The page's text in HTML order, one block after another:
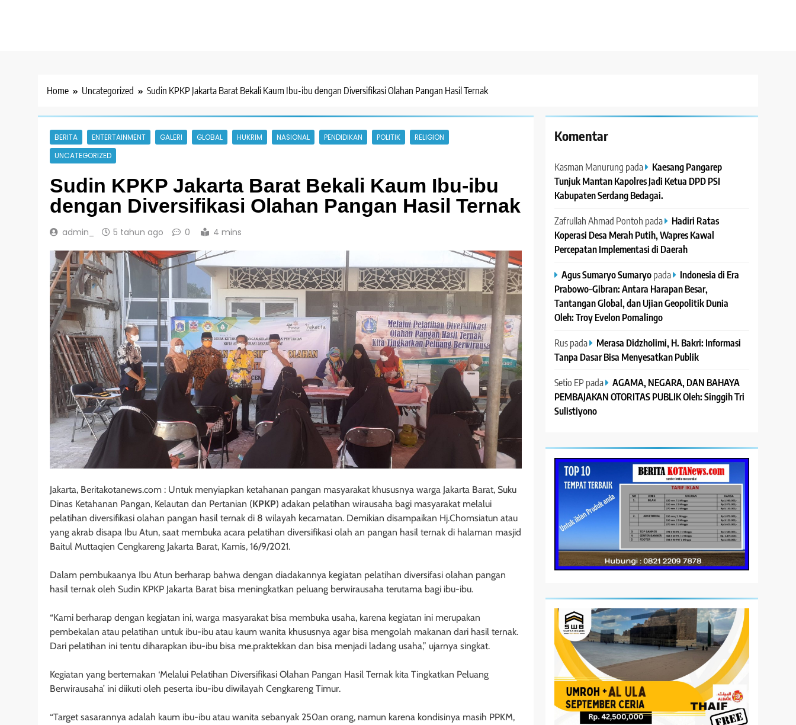
Home Uncategorized Sudin KPKP Jakarta Barat Bekali Kaum Ibu-ibu dengan Diversifikasi Olahan Pangan Hasil Ternak
BERITA ENTERTAINMENT GALERI GLOBAL HUKRIM NASIONAL PENDIDIKAN POLITIK
RELIGION
UNCATEGORIZED
Sudin KPKP Jakarta Barat Bekali Kaum Ibu-ibu
dengan Diversifikasi Olahan Pangan Hasil Ternak
admin_ 5 tahun ago 0 4 mins
Jakarta, Beritakotanews.com : Untuk menyiapkan ketahanan pangan masyarakat khususnya warga Jakarta Barat, Suku
Dinas Ketahanan Pangan, Kelautan dan Pertanian (KPKP) adakan pelatihan wirausaha bagi masyarakat melalui
pelatihan diversifikasi olahan pangan hasil ternak di 8 wilayah kecamatan. Demikian disampaikan Hj.Chomsiatun atau
yang akrab disapa Ibu Atun, saat membuka acara pelatihan diversifikasi olah an pangan hasil ternak di halaman masjid
Baitul Muttaqien Cengkareng Jakarta Barat, Kamis, 16/9/2021.
Dalam pembukaanya Ibu Atun berharap bahwa dengan diadakannya kegiatan pelatihan diversifasi olahan pangan
hasil ternak oleh Sudin KPKP Jakarta Barat bisa meningkatkan peluang berwirausaha terutama bagi ibu-ibu.
“Kami berharap dengan kegiatan ini, warga masyarakat bisa membuka usaha, karena kegiatan ini merupakan
pembekalan atau pelatihan untuk ibu-ibu atau kaum wanita khususnya agar bisa mengolah makanan dari hasil ternak.
Dari pelatihan ini tentu diharapkan ibu-ibu bisa me.praktekkan dan bisa menjadi ladang usaha,” ujarnya singkat.
Kegiatan yang bertemakan ‘Melalui Pelatihan Diversifikasi Olahan Pangan Hasil Ternak kita Tingkatkan Peluang
Berwirausaha’ ini diikuti oleh peserta ibu-ibu diwilayah Cengkareng Timur.
“Target sasarannya adalah kaum ibu-ibu atau wanita sebanyak 250an orang, namun karena kondisinya masih PPKM,
Komentar
Kasman Manurung pada
Kaesang Pangarep
Tunjuk Mantan Kapolres Jadi Ketua DPD PSI
Kabupaten Serdang Bedagai. ‎ ‎
Zafrullah Ahmad Pontoh pada
Hadiri Ratas
Koperasi Desa Merah Putih, Wapres Kawal
Percepatan Implementasi di Daerah
Agus Sumaryo Sumaryopada
Indonesia di Era
Prabowo–Gibran: Antara Harapan Besar,
Tantangan Global, dan Ujian Geopolitik Dunia
Oleh: Troy Evelon Pomalingo
Ruspada
Merasa Didzholimi, H. Bakri: Informasi
Tanpa Dasar Bisa Menyesatkan Publik
Setio EP pada AGAMA, NEGARA, DAN BAHAYA
PEMBAJAKAN OTORITAS PUBLIK Oleh: Singgih Tri
Sulistiyono